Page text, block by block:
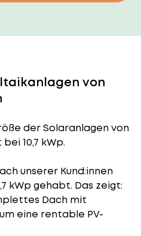
von
der Solaranlagenvon
10,7 kWp.
unserer Kund:innen
kWp gehabt. Das zeigt:
Dach mit
eine rentable PV-